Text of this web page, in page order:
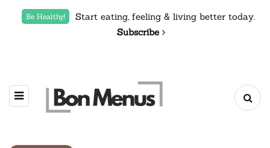
Be Healthy!
Start eating, feeling & living better today.
Subscribe